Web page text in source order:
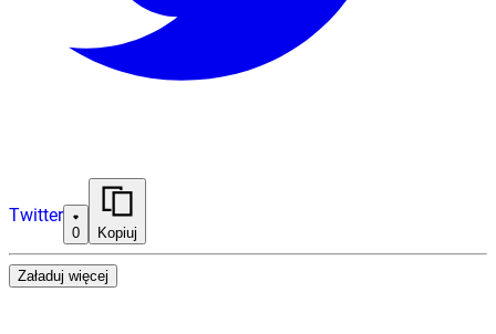
Twitter
0 Kopiuj
Załaduj więcej